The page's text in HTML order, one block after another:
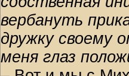
вербануть
дружку своему
меня глаз